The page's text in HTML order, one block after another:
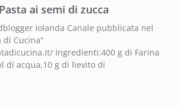
ai semi di zucca
Iolanda Canale pubblicata nel
di Cucina”
Ingredienti:400 g di Farina
di acqua,10 g di lievito di